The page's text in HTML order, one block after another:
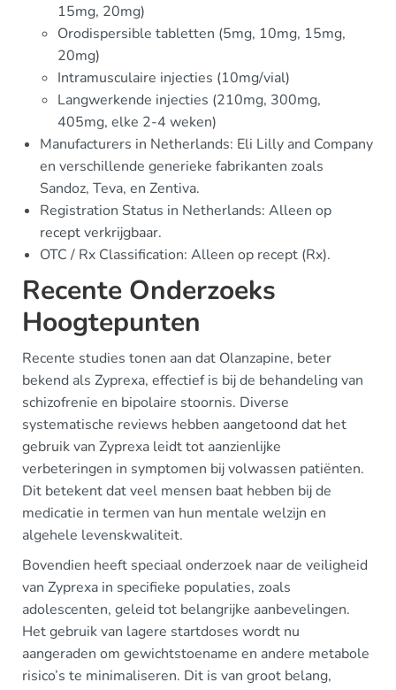
15mg, 20mg)
Orodispersible tabletten (5mg, 10mg, 15mg,
20mg)
Intramusculaire injecties (10mg/vial)
Langwerkende injecties (210mg, 300mg,
405mg, elke 2-4 weken)
Manufacturers in Netherlands: Eli Lilly and Company
en verschillende generieke fabrikanten zoals
Sandoz, Teva, en Zentiva.
Registration Status in Netherlands: Alleen op
recept verkrijgbaar.
OTC / Rx Classification: Alleen op recept (Rx).
Recente Onderzoeks
Hoogtepunten
Recente studies tonen aan dat Olanzapine, beter
bekend als Zyprexa, effectief is bij de behandeling van
schizofrenie en bipolaire stoornis. Diverse
systematische reviews hebben aangetoond dat het
gebruik van Zyprexa leidt tot aanzienlijke
verbeteringen in symptomen bij volwassen patiënten.
Dit betekent dat veel mensen baat hebben bij de
medicatie in termen van hun mentale welzijn en
algehele levenskwaliteit.
Bovendien heeft speciaal onderzoek naar de veiligheid
van Zyprexa in specifieke populaties, zoals
adolescenten, geleid tot belangrijke aanbevelingen.
Het gebruik van lagere startdoses wordt nu
aangeraden om gewichtstoename en andere metabole
risico’s te minimaliseren. Dit is van groot belang,